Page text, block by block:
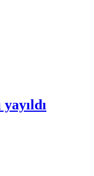
yayıldı